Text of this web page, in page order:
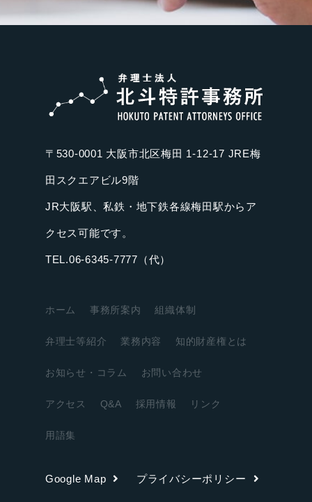
〒530-0001 大阪市北区梅田 1-12-17 JRE梅
田スクエアビル9階
JR大阪駅、私鉄・地下鉄各線梅田駅からア
クセス可能です。
TEL.06-6345-7777（代）
ホーム 事務所案内 組織体制
弁理士等紹介 業務内容 知的財産権とは
お知らせ・コラム お問い合わせ
アクセス Q&A 採用情報 リンク
用語集
Google Map プライバシーポリシー